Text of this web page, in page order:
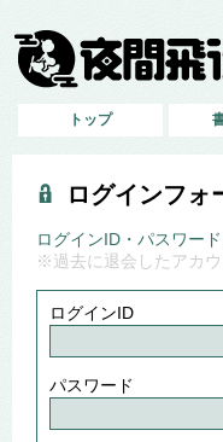
トップ
ログインフォ
ログインID・パスワー
※過去に退会したアカ
ログインID
パスワード